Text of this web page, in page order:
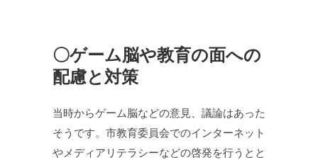
〇ゲーム脳や教育の面への
配慮と対策
当時からゲーム脳などの意見、議論はあった
そうです。市教育委員会でのインターネット
やメディアリテラシーなどの啓発を行うとと